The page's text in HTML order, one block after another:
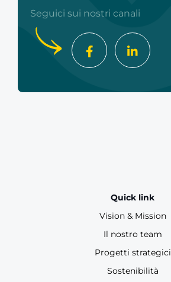
Seguici sui nostri canali
Quick link
Vision & Mission
Il nostro team
Progetti strategici
Sostenibilità